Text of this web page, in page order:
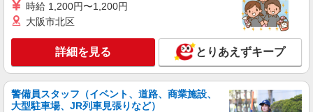
派遣社員
株式会社テクノ・サービス/お仕事No/0850095
入出荷作業など
時給1250円交通費全額支給
茨城県土浦市 ＊車・バイク通勤OK
時給 1,200円〜1,200円
大阪市北区
詳細を見る とりあえずキープ
警備員スタッフ（イベント、道路、商業施設、
大型駐車場、JR列車見張りなど）